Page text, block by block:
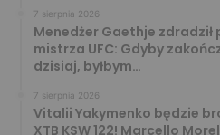
7 sierpnia 2026
Menedżer Gaethje zdradził
mistrza UFC: Gdyby
dzisiaj, byłbym…
7 sierpnia 2026
Vitalii Yakymenko będzie
XTB KSW 122! Marcello